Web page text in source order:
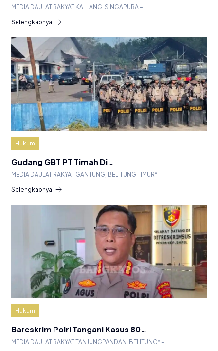
MEDIA DAULAT RAKYAT KALLANG, SINGAPURA –…
Selengkapnya
Hukum
Gudang GBT PT Timah Di…
MEDIA DAULAT RAKYAT GANTUNG, BELITUNG TIMUR*…
Selengkapnya
Hukum
Bareskrim Polri Tangani Kasus 80…
MEDIA DAULAT RAKYAT TANJUNGPANDAN, BELITUNG* –…